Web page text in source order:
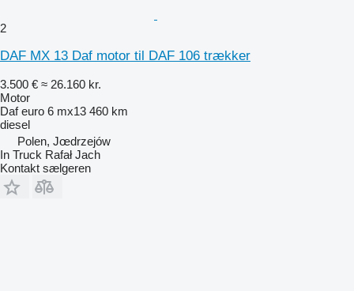
2
DAF MX 13 Daf motor til DAF 106 trækker
3.500 € ≈ 26.160 kr.
Motor
Daf euro 6 mx13 460 km
diesel
Polen, Jœdrzejów
In Truck Rafał Jach
Kontakt sælgeren